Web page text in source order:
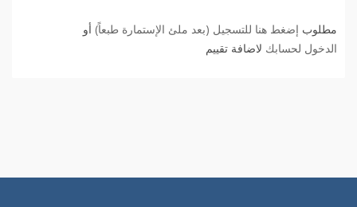
مطلوب إضغط هنا للتسجيل (بعد ملئ الإستمارة طبعاً) أو
الدخول لحسابك لاضافة تقييم